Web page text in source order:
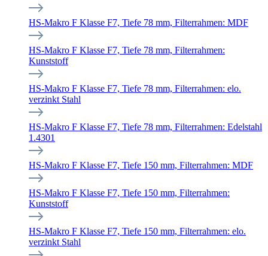
HS-Makro F Klasse F7, Tiefe 78 mm, Filterrahmen: MDF
HS-Makro F Klasse F7, Tiefe 78 mm, Filterrahmen:
Kunststoff
HS-Makro F Klasse F7, Tiefe 78 mm, Filterrahmen: elo.
verzinkt Stahl
HS-Makro F Klasse F7, Tiefe 78 mm, Filterrahmen: Edelstahl
1.4301
HS-Makro F Klasse F7, Tiefe 150 mm, Filterrahmen: MDF
HS-Makro F Klasse F7, Tiefe 150 mm, Filterrahmen:
Kunststoff
HS-Makro F Klasse F7, Tiefe 150 mm, Filterrahmen: elo.
verzinkt Stahl